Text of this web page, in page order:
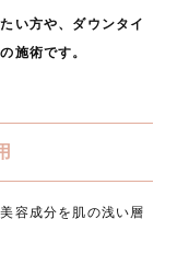
い方や、ダウンタイ
施術です。
容成分を肌の浅い層